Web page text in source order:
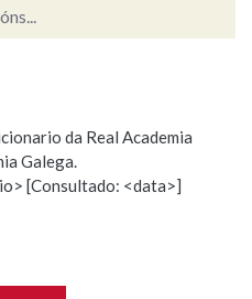
da Real Academia
Galega.
[Consultado: <data>]